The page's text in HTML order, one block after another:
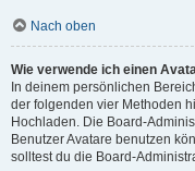
Nach oben
Wie verwende ich einen
In deinem persönlichen
der folgenden vier Methoden
Hochladen. Die Board-
Benutzer Avatare benutzen
solltest du die Board-